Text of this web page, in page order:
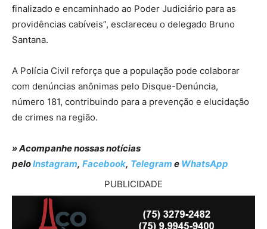
finalizado e encaminhado ao Poder Judiciário para as
providências cabíveis”, esclareceu o delegado Bruno
Santana.
A Polícia Civil reforça que a população pode colaborar
com denúncias anônimas pelo Disque-Denúncia,
número 181, contribuindo para a prevenção e elucidação
de crimes na região.
» Acompanhe nossas notícias
peloInstagram, Facebook, Telegram e WhatsApp
PUBLICIDADE